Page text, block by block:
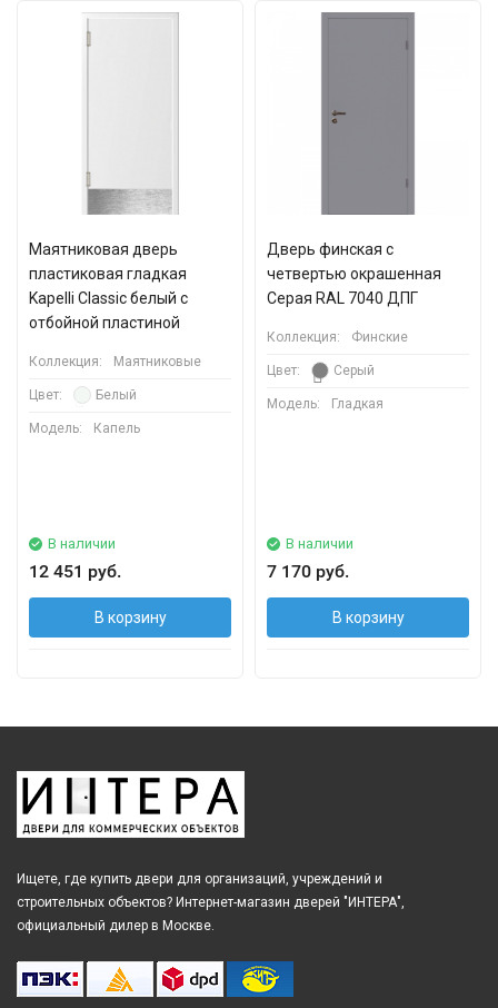
Маятниковая дверь
пластиковая гладкая
Kapelli Classic белый с
отбойной пластиной
Коллекция: Маятниковые
Цвет: Белый
Модель: Капель
В наличии
12 451 руб.
В корзину
Дверь финская с
четвертью окрашенная
Серая RAL 7040 ДПГ
Коллекция: Финские
Цвет: Серый
Модель: Гладкая
В наличии
7 170 руб.
В корзину
Ищете, где купить двери для организаций, учреждений и
строительных объектов? Интернет-магазин дверей "ИНТЕРА",
официальный дилер в Москве.